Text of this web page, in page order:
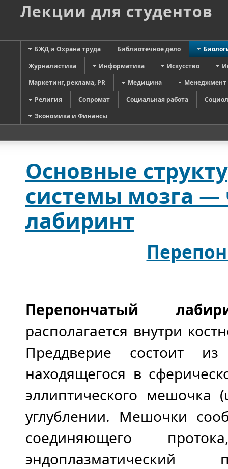
Лекции для студентов
БЖД и Охрана труда Библиотечное дело
Журналистика
Информатика Искусство
Маркетинг, реклама, PR
Медицина
Менеджмент
Религия
Сопромат Социальная работа
Экономика и Финансы
Основные
системы мозга —
лабиринт
Перепончатый
располагается внутри
Преддверие состоит
находящегося в
эллиптического мешочка
углублении. Мешочки
соединяющего